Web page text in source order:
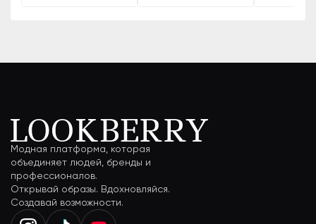
Модная платформа, которая
объединяет людей, бренды и
профессионалов.
Открывай образы. Вдохновляйся.
Создавай возможности.